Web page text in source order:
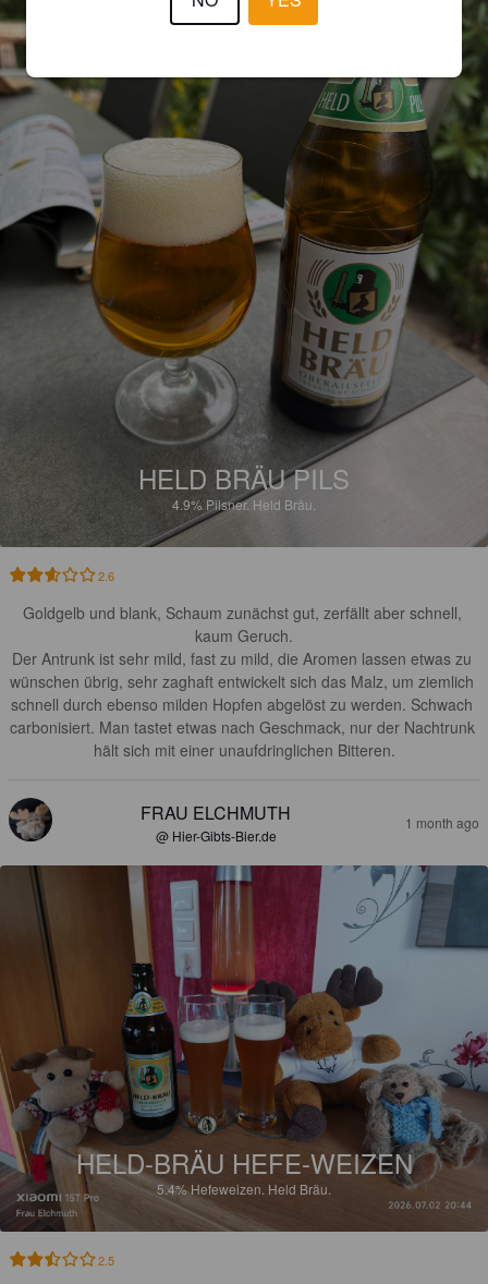
HELD BRÄU PILS
4.9%Pilsner.Held Bräu.
2.6
Goldgelb und blank, Schaum zunächst gut, zerfällt aber schnell,
kaum Geruch.
Der Antrunk ist sehr mild, fast zu mild, die Aromen lassen etwas zu
wünschen übrig, sehr zaghaft entwickelt sich das Malz, um ziemlich
schnell durch ebenso milden Hopfen abgelöst zu werden. Schwach
carbonisiert. Man tastet etwas nach Geschmack, nur der Nachtrunk
hält sich mit einer unaufdringlichen Bitteren.
FRAU ELCHMUTH
@ Hier-Gibts-Bier.de
1 month ago
HELD-BRÄU HEFE-WEIZEN
5.4%Hefeweizen. Held Bräu.
2.5